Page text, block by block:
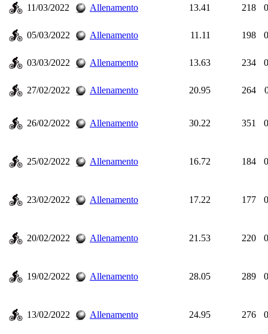
11/03/2022 Allenamento 13.41 218
05/03/2022 Allenamento 11.11 198
03/03/2022 Allenamento 13.63 234
27/02/2022 Allenamento 20.95 264
26/02/2022 Allenamento 30.22 351
25/02/2022 Allenamento 16.72 184
23/02/2022 Allenamento 17.22 177
20/02/2022 Allenamento 21.53 220
19/02/2022 Allenamento 28.05 289
13/02/2022 Allenamento 24.95 276